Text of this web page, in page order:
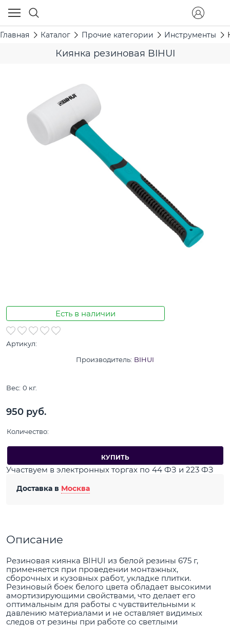
Главная Каталог Прочие категории Инструменты
Киянка резиновая BIHUI
Есть в наличии
Артикул:
Производитель: BIHUI
Вес: 0 кг.
950 руб.
Количество:
КУПИТЬ
Участвуем в электронных торгах по 44 ФЗ и 223 ФЗ
Доставка в Москва
Описание
Резиновая киянка BIHUI из белой резины 675 г,
применяется при проведении монтажных,
сборочных и кузовных работ, укладке плитки.
Резиновый боек белого цвета обладает высокими
амортизирующими свойствами, что делает его
оптимальным для работы с чувствительными к
давлению материалами и не оставляет видимых
следов от резины при работе со светлыми